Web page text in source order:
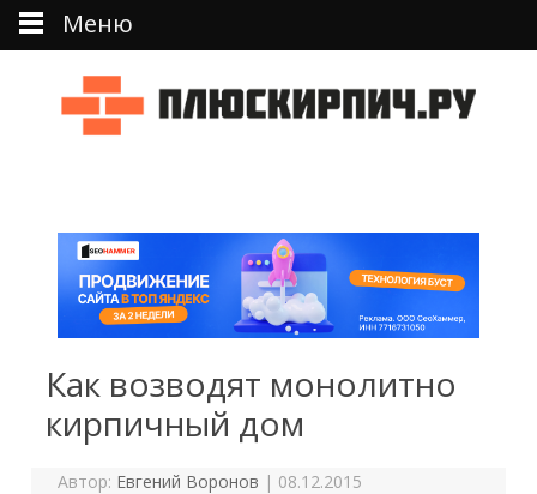
Как возводят монолитно
кирпичный дом
Автор: Евгений Воронов | 08.12.2015
Меню